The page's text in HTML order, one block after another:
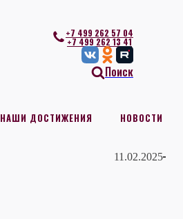
+7 499 262 57 04
+7 499 262 13 41
Поиск
НАШИ ДОСТИЖЕНИЯ НОВОСТИ
11.02.2025